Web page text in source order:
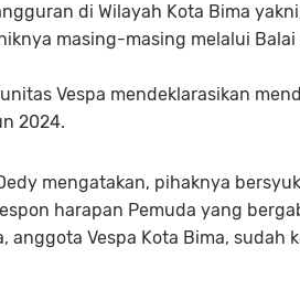
di Wilayah Kota Bima
masing-masing melalui
Vespa mendeklarasikan
2024.
mengatakan, pihaknya
harapan Pemuda yang
anggota Vespa Kota Bima, sudah